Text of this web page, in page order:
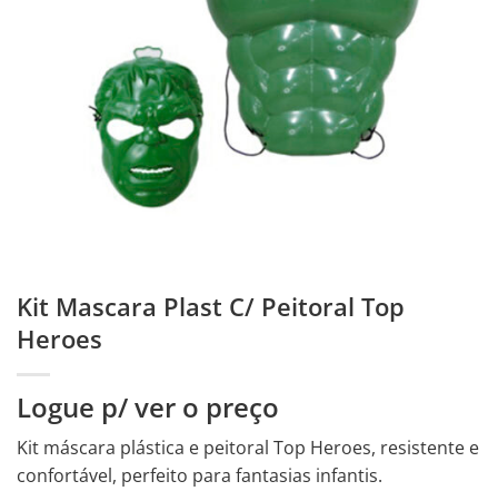
Kit Mascara Plast C/ Peitoral Top
Heroes
Logue p/ ver o preço
Kit máscara plástica e peitoral Top Heroes, resistente e
confortável, perfeito para fantasias infantis.